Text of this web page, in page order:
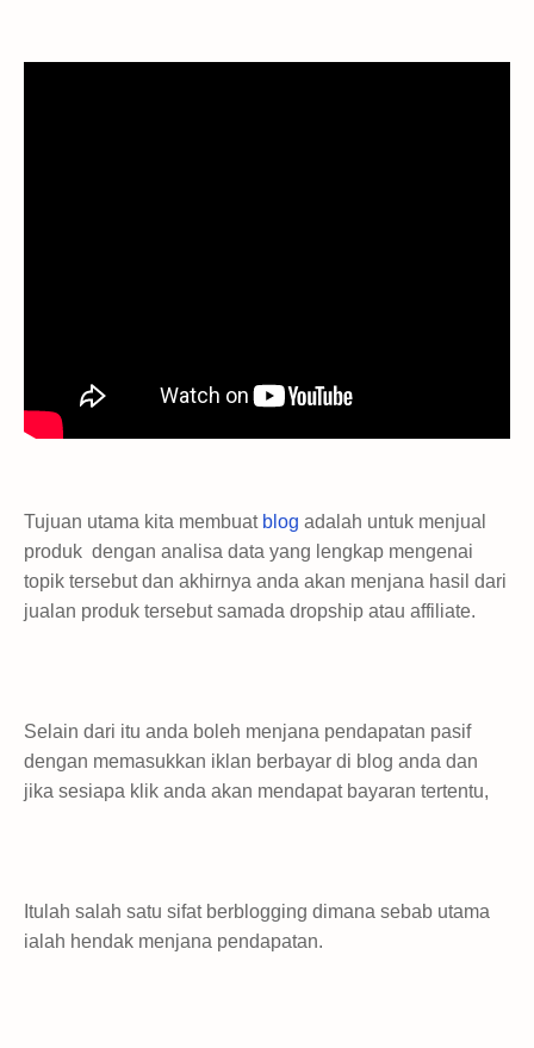
Tujuan utama kita membuat blog adalah untuk menjual
produk dengan analisa data yang lengkap mengenai
topik tersebut dan akhirnya anda akan menjana hasil dari
jualan produk tersebut samada dropship atau affiliate.
Selain dari itu anda boleh menjana pendapatan pasif
dengan memasukkan iklan berbayar di blog anda dan
jika sesiapa klik anda akan mendapat bayaran tertentu,
Itulah salah satu sifat berblogging dimana sebab utama
ialah hendak menjana pendapatan.